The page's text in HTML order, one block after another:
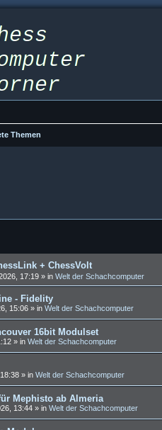
Themen
+ ChessVolt
17:19 » in Welt der Schachcomputer
- Fidelity
15:06 » in Welt der Schachcomputer
16bit Modulset
» in Welt der Schachcomputer
» in Welt der Schachcomputer
Mephisto ab Almeria
13:44 » in Welt der Schachcomputer